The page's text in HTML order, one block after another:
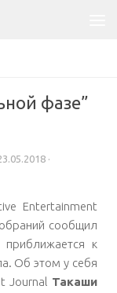
фазе”
·
Entertainment
сообщил
приближается к
Об этом у себя
Journal Такаши